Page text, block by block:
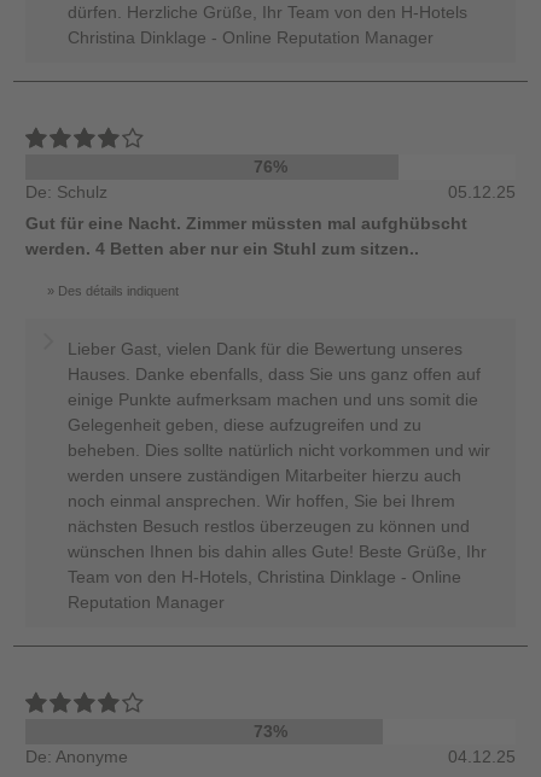
dürfen. Herzliche Grüße, Ihr Team von den H-Hotels
Christina Dinklage - Online Reputation Manager
76%
De: Schulz
05.12.25
Gut für eine Nacht. Zimmer müssten mal aufghübscht
werden. 4 Betten aber nur ein Stuhl zum sitzen..
Des détails indiquent
Lieber Gast, vielen Dank für die Bewertung unseres
Hauses. Danke ebenfalls, dass Sie uns ganz offen auf
einige Punkte aufmerksam machen und uns somit die
Gelegenheit geben, diese aufzugreifen und zu
beheben. Dies sollte natürlich nicht vorkommen und wir
werden unsere zuständigen Mitarbeiter hierzu auch
noch einmal ansprechen. Wir hoffen, Sie bei Ihrem
nächsten Besuch restlos überzeugen zu können und
wünschen Ihnen bis dahin alles Gute! Beste Grüße, Ihr
Team von den H-Hotels, Christina Dinklage - Online
Reputation Manager
73%
De: Anonyme
04.12.25